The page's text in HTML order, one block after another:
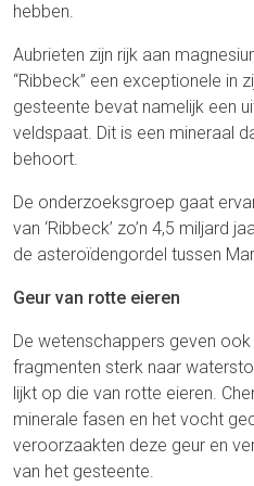
hebben.
Aubrieten zijn rijk aan
“Ribbeck” een exceptionele in
gesteente bevat namelijk een
veldspaat. Dit is een mineraal
behoort.
De onderzoeksgroep gaat
van ‘Ribbeck’ zo’n 4,5 miljard
de asteroïdengordel tussen
Geur van rotte eieren
De wetenschappers geven
fragmenten sterk naar
lijkt op die van rotte eieren.
minerale fasen en het vocht
veroorzaakten deze geur en
van het gesteente.